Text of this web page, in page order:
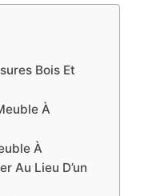
Bois Et
À
À
Au Lieu D’un